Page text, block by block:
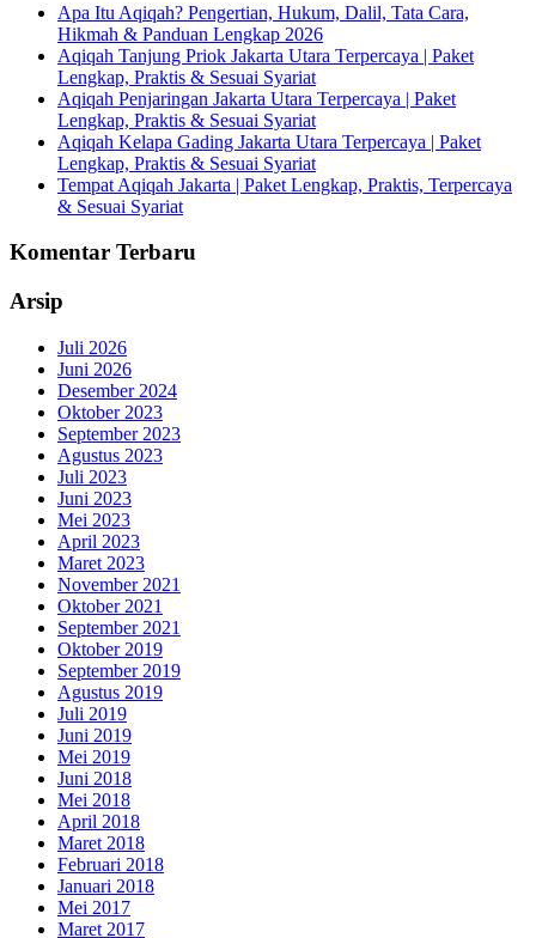
Apa Itu Aqiqah? Pengertian, Hukum, Dalil, Tata Cara,
Hikmah & Panduan Lengkap 2026
Aqiqah Tanjung Priok Jakarta Utara Terpercaya | Paket
Lengkap, Praktis & Sesuai Syariat
Aqiqah Penjaringan Jakarta Utara Terpercaya | Paket
Lengkap, Praktis & Sesuai Syariat
Aqiqah Kelapa Gading Jakarta Utara Terpercaya | Paket
Lengkap, Praktis & Sesuai Syariat
Tempat Aqiqah Jakarta | Paket Lengkap, Praktis, Terpercaya
& Sesuai Syariat
Komentar Terbaru
Arsip
Juli 2026
Juni 2026
Desember 2024
Oktober 2023
September 2023
Agustus 2023
Juli 2023
Juni 2023
Mei 2023
April 2023
Maret 2023
November 2021
Oktober 2021
September 2021
Oktober 2019
September 2019
Agustus 2019
Juli 2019
Juni 2019
Mei 2019
Juni 2018
Mei 2018
April 2018
Maret 2018
Februari 2018
Januari 2018
Mei 2017
Maret 2017